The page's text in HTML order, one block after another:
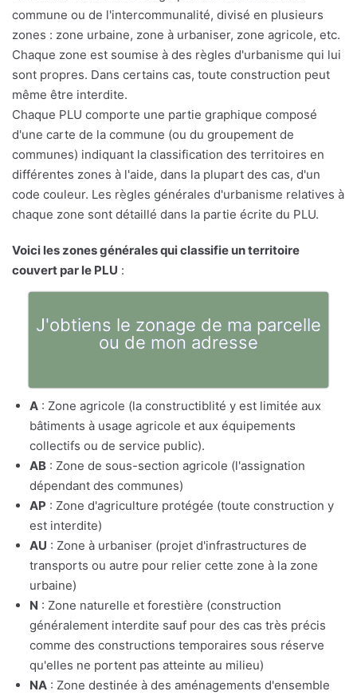
commune ou de l'intercommunalité, divisé en plusieurs
zones : zone urbaine, zone à urbaniser, zone agricole, etc.
Chaque zone est soumise à des règles d'urbanisme qui lui
sont propres. Dans certains cas, toute construction peut
même être interdite.
Chaque PLU comporte une partie graphique composé
d'une carte de la commune (ou du groupement de
communes) indiquant la classification des territoires en
différentes zones à l'aide, dans la plupart des cas, d'un
code couleur. Les règles générales d'urbanisme relatives à
chaque zone sont détaillé dans la partie écrite du PLU.
Voici les zones générales qui classifie un territoire
couvert par le PLU :
J'obtiens le zonage de ma parcelle
ou de mon adresse
A : Zone agricole (la constructiblité y est limitée aux
bâtiments à usage agricole et aux équipements
collectifs ou de service public).
AB : Zone de sous-section agricole (l'assignation
dépendant des communes)
AP : Zone d'agriculture protégée (toute construction y
est interdite)
AU : Zone à urbaniser (projet d'infrastructures de
transports ou autre pour relier cette zone à la zone
urbaine)
N : Zone naturelle et forestière (construction
généralement interdite sauf pour des cas très précis
comme des constructions temporaires sous réserve
qu'elles ne portent pas atteinte au milieu)
NA : Zone destinée à des aménagements d'ensemble